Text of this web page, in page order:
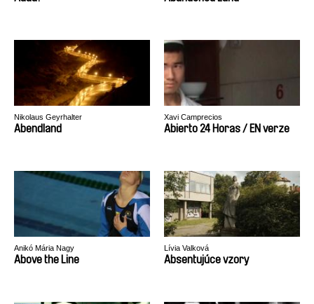
Nikolaus Geyrhalter
Abendland
Xavi Camprecios
Abierto 24 Horas / EN verze
Anikó Mária Nagy
Above the Line
Lívia Valková
Absentujúce vzory